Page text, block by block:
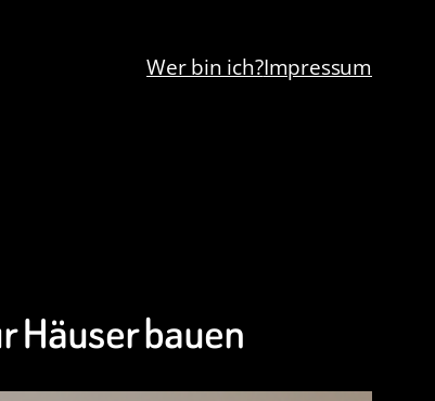
Wer bin ich?Impressum
Häuser bauen